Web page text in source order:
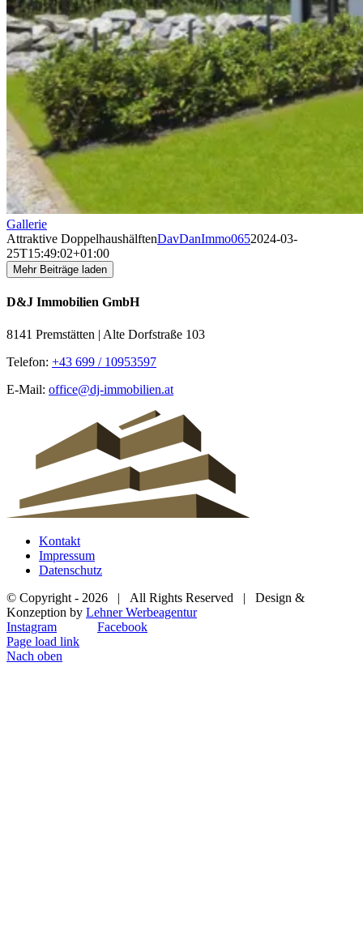
Gallerie
Attraktive DoppelhaushälftenDavDanImmo0652024-03-
25T15:49:02+01:00
Mehr Beiträge laden
D&J Immobilien GmbH
8141 Premstätten | Alte Dorfstraße 103
Telefon: +43 699 / 10953597
E-Mail: office@dj-immobilien.at
Kontakt
Impressum
Datenschutz
© Copyright - 2026 | All Rights Reserved | Design &
Konzeption by Lehner Werbeagentur
Instagram
Facebook
Page load link
Nach oben